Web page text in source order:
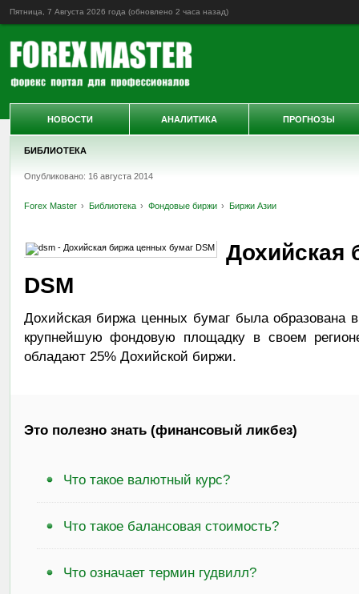
Пятница, 7 Августа 2026 года (обновлено 2 часа назад)
БИБЛИОТЕКА
Опубликовано: 16 августа 2014
Forex Master Библиотека Фондовые биржи Биржи Азии
Дохийская
DSM
Дохийская биржа ценных бумаг была образована
крупнейшую фондовую площадку в своем
обладают 25% Дохийской биржи.
Это полезно знать (финансовый ликбез)
Что такое валютный курс?
Что такое балансовая стоимость?
Что означает термин гудвилл?
НОВОСТИ АНАЛИТИКА ПРОГНОЗЫ